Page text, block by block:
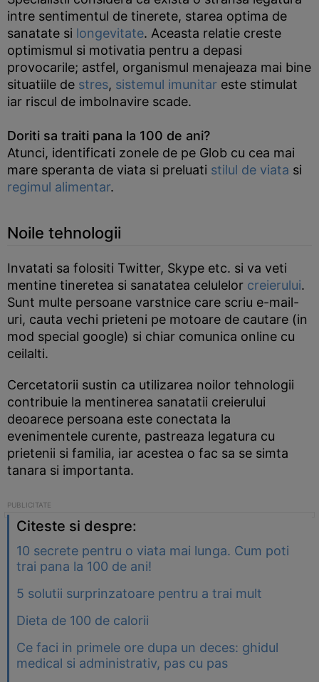
intre sentimentul de tinerete, starea optima de
sanatate si longevitate. Aceasta relatie creste
optimismul si motivatia pentru a depasi
provocarile; astfel, organismul menajeaza mai bine
situatiile de stres, sistemul imunitar este stimulat
iar riscul de imbolnavire scade.
Doriti sa traiti pana la 100 de ani?
Atunci, identificati zonele de pe Glob cu cea mai
mare speranta de viata si preluati stilul de viata si
regimul alimentar.
Noile tehnologii
Invatati sa folositi Twitter, Skype etc. si va veti
mentine tineretea si sanatatea celulelor creierului.
Sunt multe persoane varstnice care scriu e-mail-
uri, cauta vechi prieteni pe motoare de cautare (in
mod special google) si chiar comunica online cu
ceilalti.
Cercetatorii sustin ca utilizarea noilor tehnologii
contribuie la mentinerea sanatatii creierului
deoarece persoana este conectata la
evenimentele curente, pastreaza legatura cu
prietenii si familia, iar acestea o fac sa se simta
tanara si importanta.
Citeste si despre:
10 secrete pentru o viata mai lunga. Cum poti
trai pana la 100 de ani!
5 solutii surprinzatoare pentru a trai mult
Dieta de 100 de calorii
Ce faci in primele ore dupa un deces: ghidul
medical si administrativ, pas cu pas